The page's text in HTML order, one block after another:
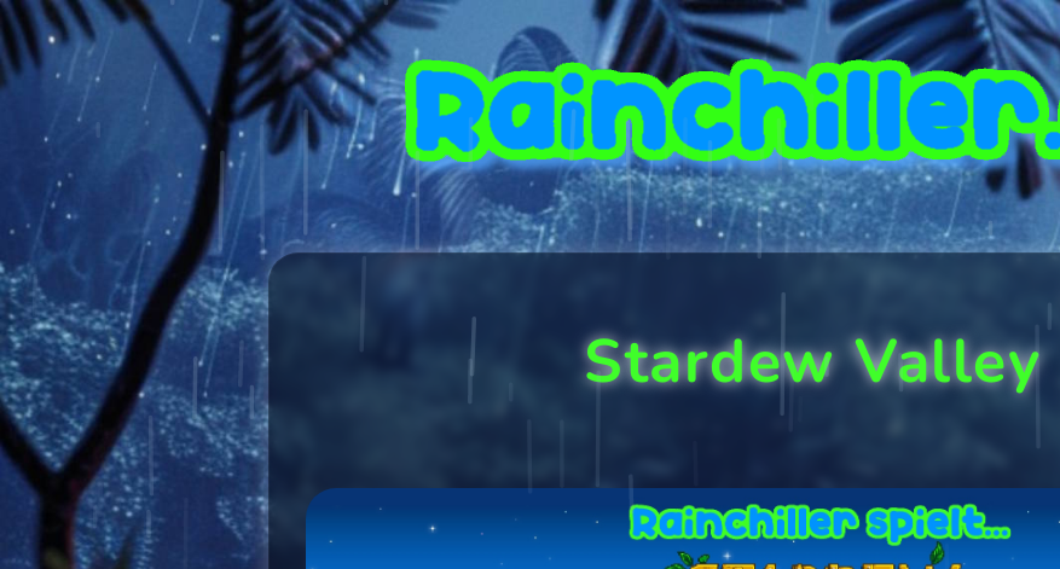
Stardew Valley